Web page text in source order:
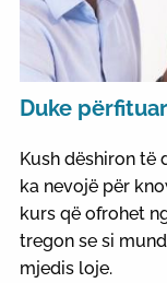
Duke
Kush dëshiron të
ka nevojë për
kurs që ofrohet
tregon se si
mjedis loje.